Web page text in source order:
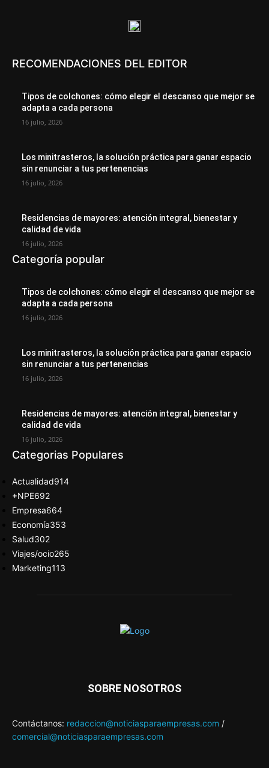
RECOMENDACIONES DEL EDITOR
Tipos de colchones: cómo elegir el descanso que mejor se
adapta a cada persona
16 julio, 2026
Los minitrasteros, la solución práctica para ganar espacio
sin renunciar a tus pertenencias
16 julio, 2026
Residencias de mayores: atención integral, bienestar y
calidad de vida
16 julio, 2026
Categoría popular
Tipos de colchones: cómo elegir el descanso que mejor se
adapta a cada persona
16 julio, 2026
Los minitrasteros, la solución práctica para ganar espacio
sin renunciar a tus pertenencias
16 julio, 2026
Residencias de mayores: atención integral, bienestar y
calidad de vida
16 julio, 2026
Categorias Populares
Actualidad914
+NPE692
Empresa664
Economía353
Salud302
Viajes/ocio265
Marketing113
SOBRE NOSOTROS
Contáctanos: redaccion@noticiasparaempresas.com /
comercial@noticiasparaempresas.com